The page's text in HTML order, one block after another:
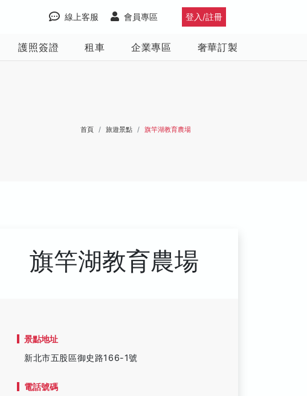
登入/註冊
會員專區
線上客服
護照簽證 租車 企業專區 奢華訂製
首頁 旅遊景點 旗竿湖教育農場
旗竿湖教育農場
景點地址
新北市五股區御史路166-1號
電話號碼